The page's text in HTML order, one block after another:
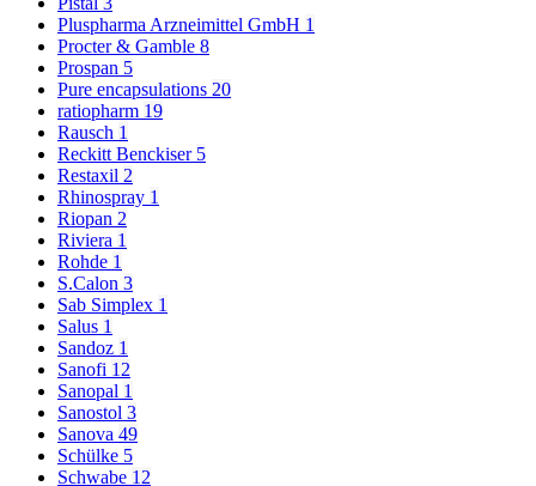
Pluspharma Arzneimittel GmbH 1
Procter & Gamble 8
Prospan 5
Pure encapsulations 20
ratiopharm 19
Rausch 1
Reckitt Benckiser 5
Restaxil 2
Rhinospray 1
Riopan 2
Riviera 1
Rohde 1
S.Calon 3
Sab Simplex 1
Salus 1
Sandoz 1
Sanofi 12
Sanopal 1
Sanostol 3
Sanova 49
Schülke 5
Schwabe 12